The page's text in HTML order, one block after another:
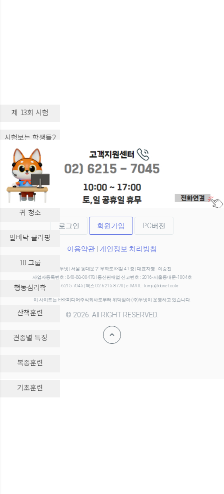
제 13회 시험
시험보는 학생들2
시험보는 학생들3
실습 교육
귀 청소
발바닥 클리핑
10 그룹
행동심리학
산책훈련
견종별 특징
복종훈련
기초훈련
로그인 회원가입 PC버전
이용약관 개인정보 처리방침
(주)두넷 | 서울 동대문구 무학로33길 4 1층 | 대표자명 : 이승진
사업자등록번호 : 840-88-00478 | 통신판매업 신고번호 : 2016-서울동대문-1004호
전화 02-6215-7045 | 팩스 02-6215-8770 | e-MAIL : kimja@donet.co.kr
이 사이트는 EBS미디어주식회사로부터 위탁받아 (주)두넷이 운영하고 있습니다.
© 2026. All RIGHT RESERVED.